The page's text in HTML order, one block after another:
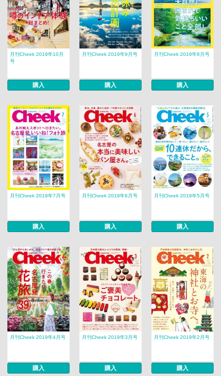
月刊Cheek 2019年10月
号
購入
月刊Cheek 2019年9月号
購入
月刊Cheek 2019年8月号
購入
月刊Cheek 2019年7月号
購入
月刊Cheek 2019年6月号
購入
月刊Cheek 2019年5月号
購入
月刊Cheek 2019年4月号
購入
月刊Cheek 2019年3月号
購入
月刊Cheek 2019年2月号
購入